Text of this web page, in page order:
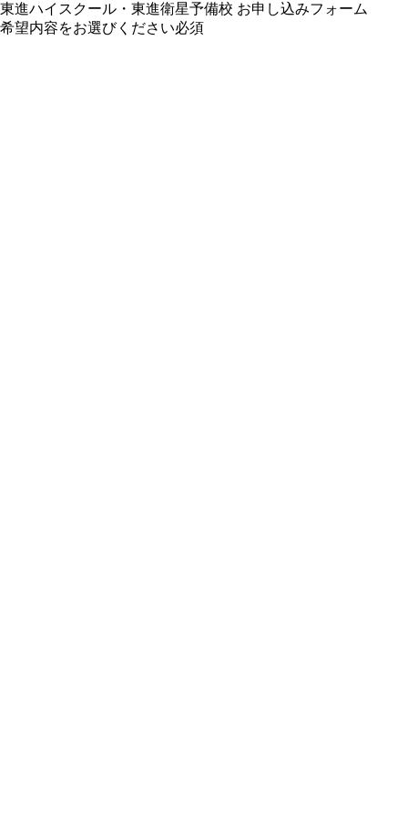
東進ハイスクール・東進衛星予備校 お申し込みフォーム
希望内容をお選びください必須